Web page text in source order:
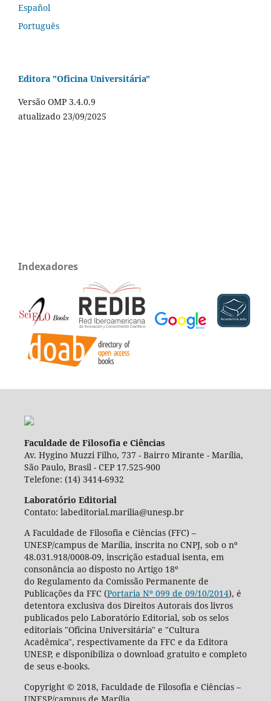
Español
Português
Editora "Oficina Universitária"
Versão OMP 3.4.0.9
atualizado 23/09/2025
Indexadores
Faculdade de Filosofia e Ciências
Av. Hygino Muzzi Filho, 737 - Bairro Mirante - Marília,
São Paulo, Brasil - CEP 17.525-900
Telefone: (14) 3414-6932
Laboratório Editorial
Contato: labeditorial.marilia@unesp.br
A Faculdade de Filosofia e Ciências (FFC) –
UNESP/campus de Marília, inscrita no CNPJ, sob o nº
48.031.918/0008-09, inscrição estadual isenta, em
consonância ao disposto no Artigo 18º
do Regulamento da Comissão Permanente de
Publicações da FFC (Portaria Nº 099 de 09/10/2014), é
detentora exclusiva dos Direitos Autorais dos livros
publicados pelo Laboratório Editorial, sob os selos
editoriais "Oficina Universitária" e "Cultura
Acadêmica", respectivamente da FFC e da Editora
UNESP, e disponibiliza o download gratuito e completo
de seus e-books.
Copyright © 2018, Faculdade de Filosofia e Ciências –